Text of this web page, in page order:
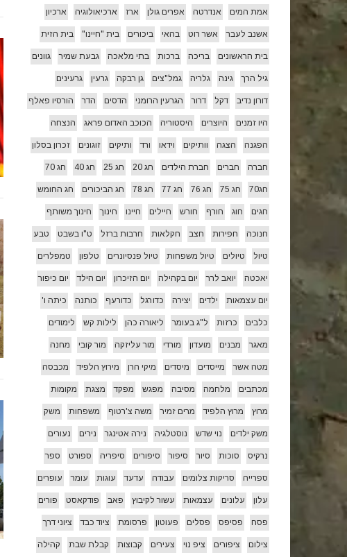
אמת המים אנדרטה אפרים גולן ארז ארכיאולוגיה ארכיון
אשנב לעבר אשר רוט בהאי ביכורים בית "חיינו" בית הזית
בית הראשונים בריכה ברכות בתי מלאכה גבעת שמיר גוונים
גיל הרך גינה גלריה גמל"צים גן רבקה גרעין גרעינים
דורון נדיב דקל דרור הגרעין הרומני הדסים הדר הורסיו פאלף
היו זמנים היוצרים היסטוריה הכוכב האדום פראג הנצחה
הפגנה הצגה וותיקים וידאו ורד ותיקים זוגונים זכרון בסלון
חברה חברים חברת הילדים חג 20 חג 25 חג 40 חג 70
חג70 חג 75 חג 76 חג 77 חג 78 חג הביכורים חג החומש
חגים חוג חורף חורש חיילים חיינו חינוך חינוך משותף
חנוכה חפירות חצב חקלאות חרבות ברזל ט"ו בשבט טבע
טיול טיולים טיול משפחות טיול פנסיונרים טלפון טמפלרים
יאכטה יואב לרר יום בקהילה יום הזיכרון יום הילד יום כיפור
יום עצמאות ילדים יצירה כדורגל כדורעף כותנה כיתה ו'
כלבים כרזות ל"ג בעומר ליאורה כהן לילות קש לימודים
מאגר מבנים מועדון מורדי מור עליזקה מור קובי מחנה
מטה אשר מייסדים מיסדים מיקי הרן מירוץ הלפיד מכבסה
מכתבים מלחמה מסיבה מפגש מפקד מצגת מקומות
מרוץ מרוץ הלפיד מרים זמיר משה צ'רטוף משפחות משק
משק ילדים נוי שדש נוסטלגיה נירה אטינגר נירים נעורים
נרקיס סוכות סיור סיפור סיפורים סיפריה ספורט ספר
ספרייה סריקות צלומים עבודה עדעד עוגות עומר עופרים
עלון עלונים עצמאות עשור לקיבוץ פאב פודקאסט פורים
פסח פסיפס פסלים פעוטון פרסומת ציוד כבד ציוני דרך
צילום ציפורים ציפ נוי צעירים קבוצות קבלת שבת קהילה